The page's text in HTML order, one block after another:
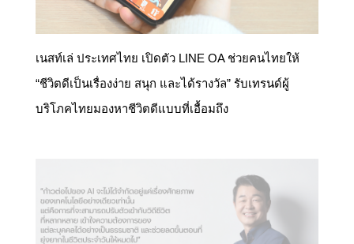
เนสท์เล่ ประเทศไทย เปิดตัว LINE OA ช่วยคนไทยให้
“ชีวิตดีเป็นเรื่องง่าย สนุก และได้รางวัล” รับเทรนด์ผู้
บริโภคไทยมองหาชีวิตดีแบบที่เอื้อมถึง